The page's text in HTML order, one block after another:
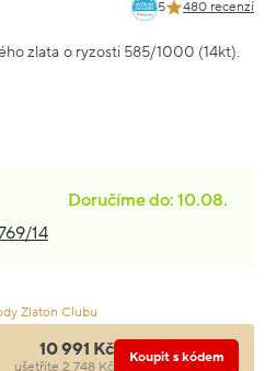
5 480 recenzí
zlata o ryzosti 585/1000 (14kt).
Doručíme do: 10.08.
14
Zlaton Clubu
10 991 Kč
ušetříte 2 748 Kč
Koupit s kódem